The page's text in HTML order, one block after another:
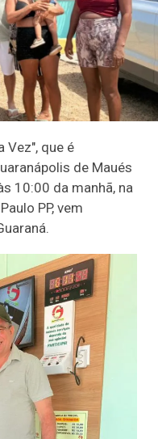
Vez", que é
de Maués
10:00 da manhã, na
PP, vem